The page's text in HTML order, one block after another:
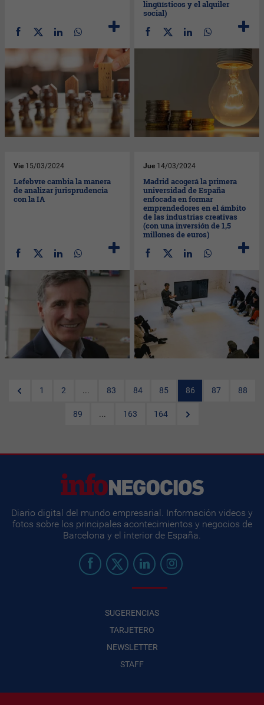
lingüísticos y el alquiler
social)
Vie 15/03/2024
Lefebvre cambia la manera
de analizar jurisprudencia
con la IA
Jue 14/03/2024
Madrid acogerá la primera
universidad de España
enfocada en formar
emprendedores en el ámbito
de las industrias creativas
(con una inversión de 1,5
millones de euros)
1 2 ... 83 84 85 86 87 88
89 ... 163 164
Diario digital del mundo empresarial. Información videos y
fotos sobre los principales acontecimientos y negocios de
Barcelona y el interior de España.
SUGERENCIAS
TARJETERO
NEWSLETTER
STAFF